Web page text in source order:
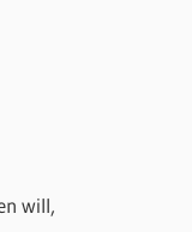
will,